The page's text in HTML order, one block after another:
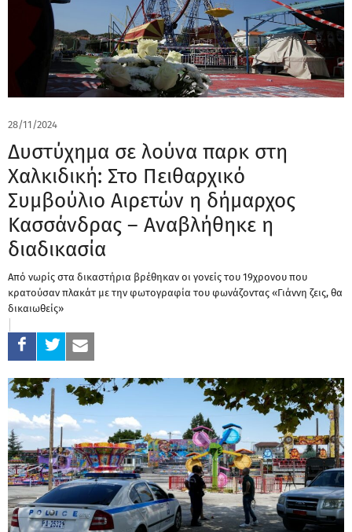
28/11/2024
Δυστύχημα σε λούνα παρκ στη
Χαλκιδική: Στο Πειθαρχικό
Συμβούλιο Αιρετών η δήμαρχος
Κασσάνδρας – Αναβλήθηκε η
διαδικασία
Από νωρίς στα δικαστήρια βρέθηκαν οι γονείς του 19χρονου που
κρατούσαν πλακάτ με την φωτογραφία του φωνάζοντας «Γιάννη ζεις, θα
δικαιωθείς»